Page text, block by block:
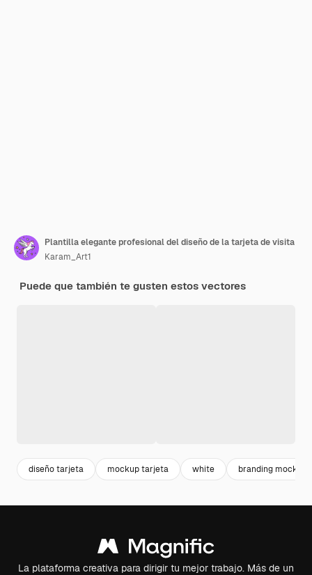
Plantilla elegante profesional del diseño de la tarjeta de visita
Karam_Art1
Puede que también te gusten estos vectores
diseño tarjeta mockup tarjeta white branding mockup
La plataforma creativa para dirigir tu mejor trabajo. Más de un